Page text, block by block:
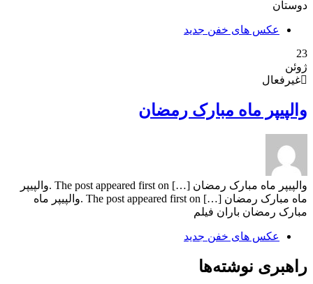
دوستان
عکس های خفن جدید
23
ژوئن
غیرفعال
والپیپر ماه مبارک رمضان
والپیپر ماه مبارک رمضان […] The post appeared first on .والپیپر
ماه مبارک رمضان […] The post appeared first on .والپیپر ماه
مبارک رمضان باران فیلم
عکس های خفن جدید
راهبری نوشته‌ها